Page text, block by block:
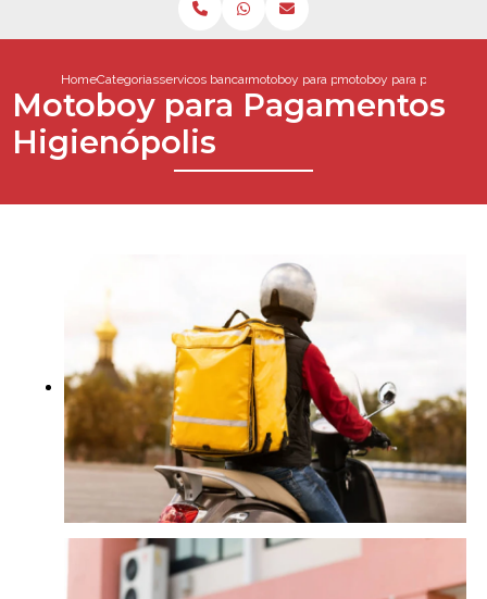
HomeCategoriasservicos bancariosmotoboy para pagamentos
motoboy para
Motoboy para Pagamentos
Higienópolis